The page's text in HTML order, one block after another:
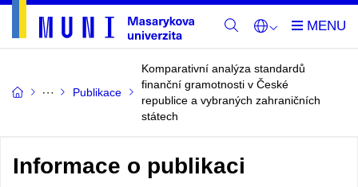
Publikace
Komparativní analýza standardů
finanční gramotnosti v České
republice a vybraných zahraničních
státech
Informace o publikaci